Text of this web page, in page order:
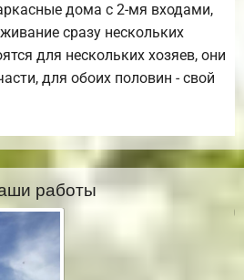
дома с 2-мя входами,
сразу нескольких
для нескольких хозяев, они
для обоих половин - свой
работы